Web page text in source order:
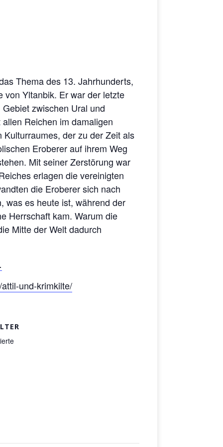
Thema des 13. Jahrhunderts,
von Yltanbik. Er war der letzte
zwischen Ural und
Reichen im damaligen
der zu der Zeit als
Eroberer auf ihrem Weg
Mit seiner Zerstörung war
erlagen die vereinigten
die Eroberer sich nach
was es heute ist, während der
Herrschaft kam. Warum die
Mitte der Welt dadurch
und-krimkilte/